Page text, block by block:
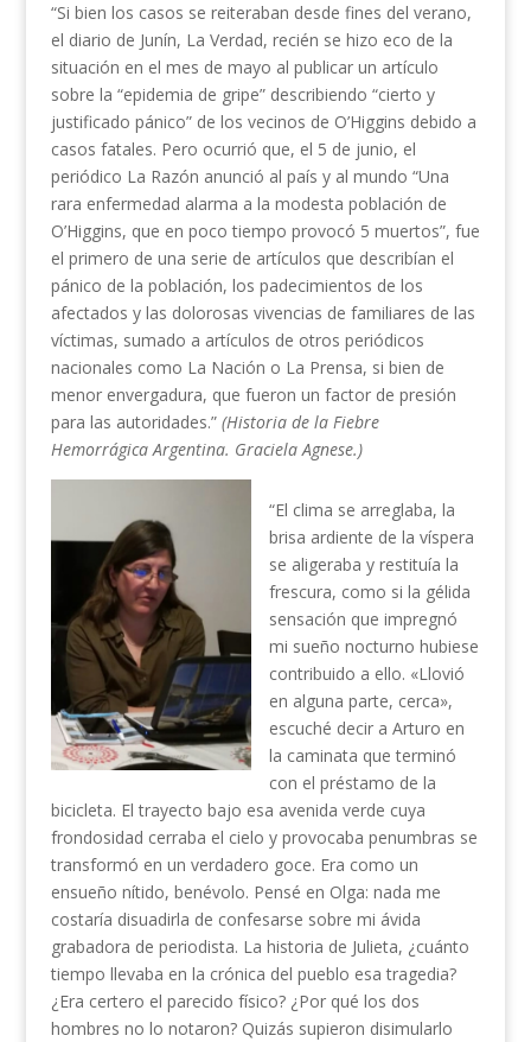
“Si bien los casos se reiteraban desde fines del verano,
el diario de Junín, La Verdad, recién se hizo eco de la
situación en el mes de mayo al publicar un artículo
sobre la “epidemia de gripe” describiendo “cierto y
justificado pánico” de los vecinos de O’Higgins debido a
casos fatales. Pero ocurrió que, el 5 de junio, el
periódico La Razón anunció al país y al mundo “Una
rara enfermedad alarma a la modesta población de
O’Higgins, que en poco tiempo provocó 5 muertos”, fue
el primero de una serie de artículos que describían el
pánico de la población, los padecimientos de los
afectados y las dolorosas vivencias de familiares de las
víctimas, sumado a artículos de otros periódicos
nacionales como La Nación o La Prensa, si bien de
menor envergadura, que fueron un factor de presión
para las autoridades.” (Historia de la Fiebre
Hemorrágica Argentina. Graciela Agnese.)
“El clima se arreglaba, la
brisa ardiente de la víspera
se aligeraba y restituía la
frescura, como si la gélida
sensación que impregnó
mi sueño nocturno hubiese
contribuido a ello. «Llovió
en alguna parte, cerca»,
escuché decir a Arturo en
la caminata que terminó
con el préstamo de la
bicicleta. El trayecto bajo esa avenida verde cuya
frondosidad cerraba el cielo y provocaba penumbras se
transformó en un verdadero goce. Era como un
ensueño nítido, benévolo. Pensé en Olga: nada me
costaría disuadirla de confesarse sobre mi ávida
grabadora de periodista. La historia de Julieta, ¿cuánto
tiempo llevaba en la crónica del pueblo esa tragedia?
¿Era certero el parecido físico? ¿Por qué los dos
hombres no lo notaron? Quizás supieron disimularlo